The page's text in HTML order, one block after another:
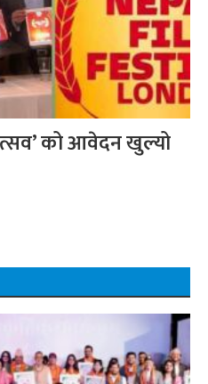
को आवेदन खुल्यो